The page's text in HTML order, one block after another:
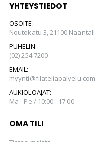
YHTEYSTIEDOT
OSOITE:
Noutokatu 3, 21100 Naantali
PUHELIN:
(02) 254 7200
EMAIL:
myynti@filateliapalvelu.com
AUKIOLOAJAT:
Ma - Pe / 10:00 - 17:00
OMA TILI